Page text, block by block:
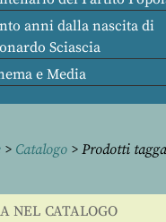
anni dalla nascita di
Sciascia
e Media
> Catalogo > Prodotti
NEL CATALOGO